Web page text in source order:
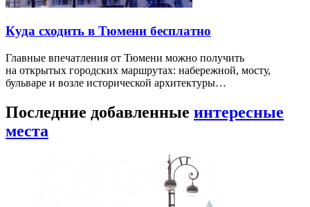
Куда сходить в Тюмени бесплатно
Главные впечатления от Тюмени можно получить
на открытых городских маршрутах: набережной, мосту,
бульваре и возле исторической архитектуры…
Последние добавленные интересные
места